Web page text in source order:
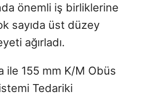
önemli iş birliklerine
sayıda üst düzey
ağırladı.
ile 155 mm K/M Obüs
Tedariki